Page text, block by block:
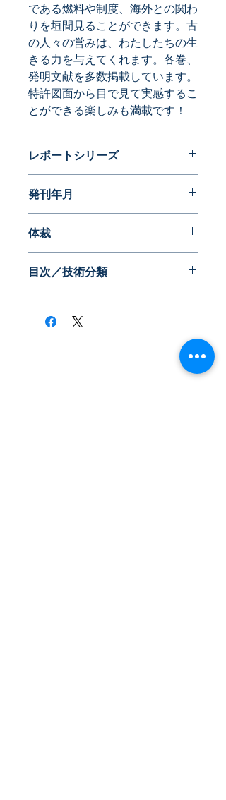
である燃料や制度、海外との関わ
りを垣間見ることができます。古
の人々の営みは、わたしたちの生
きる力を与えてくれます。各巻、
発明文献を多数掲載しています。
特許図面から目で見て実感するこ
とができる楽しみも満載です！
レポートシリーズ
発刊年月
体裁
目次／技術分類
​株式会社ネオテクノロジー